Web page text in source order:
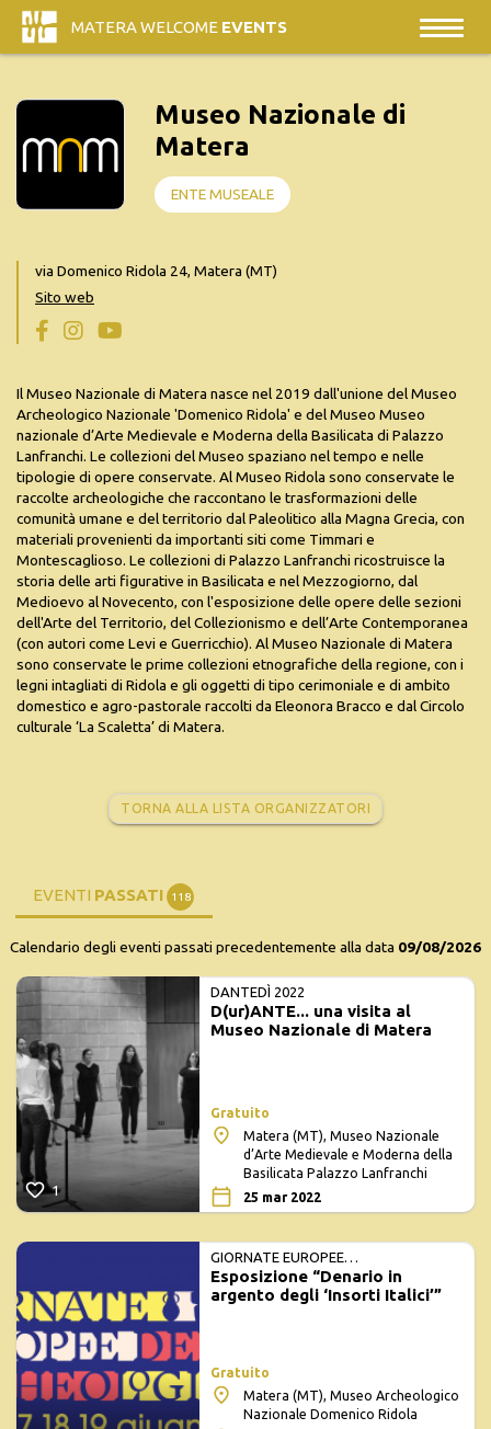
MATERA WELCOME EVENTS
Museo Nazionale di
Matera
ENTE MUSEALE
via Domenico Ridola 24, Matera (MT)
Sito web
Il Museo Nazionale di Matera nasce nel 2019 dall'unione del Museo
Archeologico Nazionale 'Domenico Ridola' e del Museo Museo
nazionale d’Arte Medievale e Moderna della Basilicata di Palazzo
Lanfranchi. Le collezioni del Museo spaziano nel tempo e nelle
tipologie di opere conservate. Al Museo Ridola sono conservate le
raccolte archeologiche che raccontano le trasformazioni delle
comunità umane e del territorio dal Paleolitico alla Magna Grecia, con
materiali provenienti da importanti siti come Timmari e
Montescaglioso. Le collezioni di Palazzo Lanfranchi ricostruisce la
storia delle arti figurative in Basilicata e nel Mezzogiorno, dal
Medioevo al Novecento, con l'esposizione delle opere delle sezioni
dell'Arte del Territorio, del Collezionismo e dell’Arte Contemporanea
(con autori come Levi e Guerricchio). Al Museo Nazionale di Matera
sono conservate le prime collezioni etnografiche della regione, con i
legni intagliati di Ridola e gli oggetti di tipo cerimoniale e di ambito
domestico e agro-pastorale raccolti da Eleonora Bracco e dal Circolo
culturale ‘La Scaletta’ di Matera.
TORNA ALLA LISTA ORGANIZZATORI
EVENTI PASSATI 118
Calendario degli eventi passati precedentemente alla data 09/08/2026
1
DANTEDÌ 2022
D(ur)ANTE... una visita al
Museo Nazionale di Matera
Gratuito
Matera (MT), Museo Nazionale
d’Arte Medievale e Moderna della
Basilicata Palazzo Lanfranchi
25 mar 2022
GIORNATE EUROPEE
DELL'ARCHEOLOGIA
Esposizione “Denario in
argento degli ‘Insorti Italici’”
Gratuito
Matera (MT), Museo Archeologico
Nazionale Domenico Ridola